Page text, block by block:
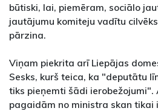
būtiski, lai, piemēram, sociālo
jautājumu komiteju vadītu
pārzina.
Viņam piekrita arī Liepājas
Sesks, kurš teica, ka "deputātu
tiks pieņemti šādi ierobežojumi".
pagaidām no ministra skan tikai